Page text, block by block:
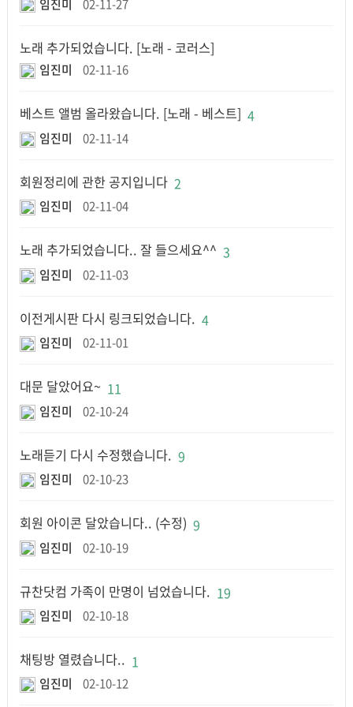
임진미 02-11-27
노래 추가되었습니다. [노래 - 코러스]
임진미 02-11-16
베스트 앨범 올라왔습니다. [노래 - 베스트] 4
임진미 02-11-14
회원정리에 관한 공지입니다 2
임진미 02-11-04
노래 추가되었습니다.. 잘 들으세요^^ 3
임진미 02-11-03
이전게시판 다시 링크되었습니다. 4
임진미 02-11-01
대문 달았어요~ 11
임진미 02-10-24
노래듣기 다시 수정했습니다. 9
임진미 02-10-23
회원 아이콘 달았습니다.. (수정) 9
임진미 02-10-19
규찬닷컴 가족이 만명이 넘었습니다. 19
임진미 02-10-18
채팅방 열렸습니다.. 1
임진미 02-10-12